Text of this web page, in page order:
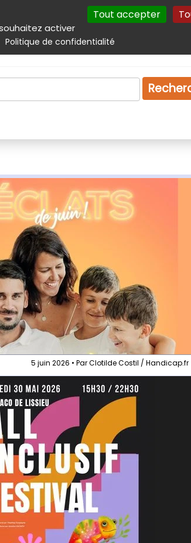
activer
Tout accepter
Politique de confidentialité
Autres services Plan du site
Emploi Droit
5 juin 2026 • Par Clotilde Costil / Handicap.fr